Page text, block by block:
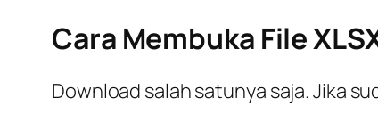
Cara Membuka File
Download salah satunya saja. Jika